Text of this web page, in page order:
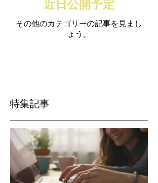
近日公開予定
その他のカテゴリーの記事を見まし
ょう。
特集記事